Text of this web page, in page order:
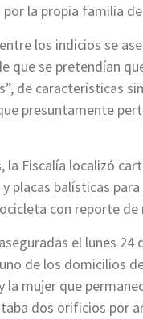
la propia familia
los indicios se
que se pretendían
de características
presuntamente
Fiscalía localizó
placas balísticas
con reporte de
el lunes
de los domicilios
mujer que
dos orificios por